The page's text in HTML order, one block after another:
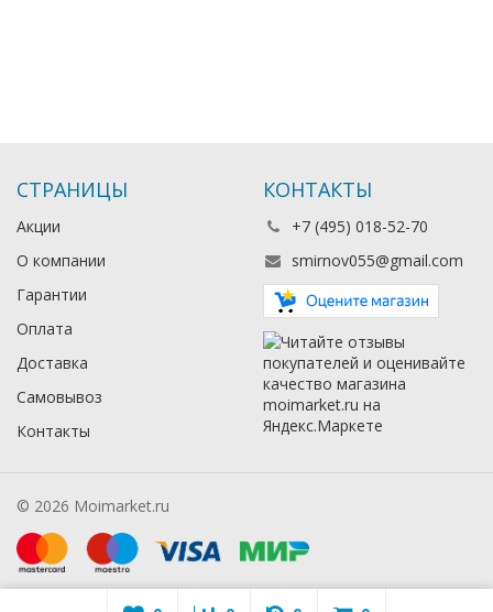
СТРАНИЦЫ
Акции
О компании
Гарантии
Оплата
Доставка
Самовывоз
Контакты
КОНТАКТЫ
+7 (495) 018-52-70
smirnov055@gmail.com
© 2026 Moimarket.ru